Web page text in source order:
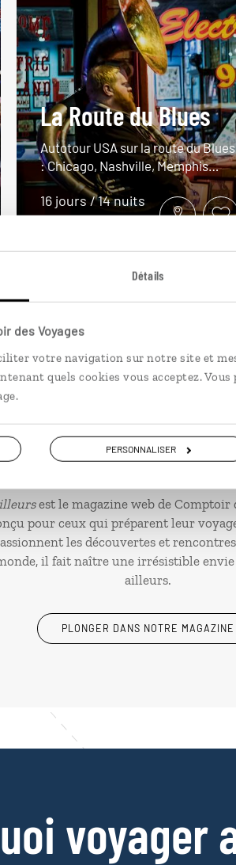
Détails
des Voyages
votre navigation sur notre site et
quels cookies vous acceptez.
PERSONNALISER
La Route du Blues
Autotour USA sur la route du Blues
: Chicago, Nashville, Memphis…
16 jours / 14 nuits
est le magazine web de Comptoir
pour ceux qui préparent leur
les découvertes et
il fait naître une irrésistible envie
ailleurs.
PLONGER DANS NOTRE MAGAZINE
voyager